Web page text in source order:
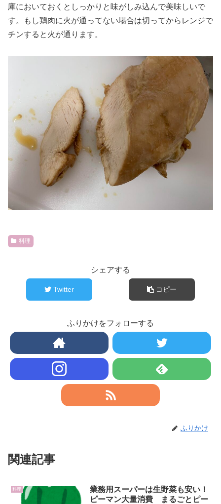
庫においておくとしっかりと味がしみ込んで美味しいで
す。もし鶏肉に火が通ってない場合は切ってからレンジで
チンすると火が通ります。
料理
シェアする
Twitter コピー
ふりかけをフォローする
ふりかけ
関連記事
料理
業務用スーパーは生野菜も安い！
ピーマン大量消費 まるごとピー